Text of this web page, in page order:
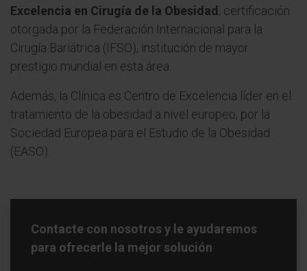
Excelencia en Cirugía de la Obesidad, certificación
otorgada por la Federación Internacional para la
Cirugía Bariátrica (IFSO), institución de mayor
prestigio mundial en esta área.
Además, la Clínica es Centro de Excelencia líder en el
tratamiento de la obesidad a nivel europeo, por la
Sociedad Europea para el Estudio de la Obesidad
(EASO).
Contacte con nosotros y le ayudaremos
para ofrecerle la mejor solución